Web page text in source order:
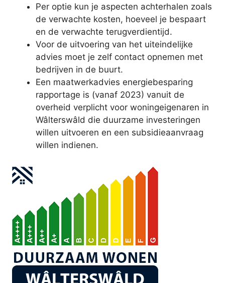
Per optie kun je aspecten achterhalen zoals
de verwachte kosten, hoeveel je bespaart
en de verwachte terugverdientijd.
Voor de uitvoering van het uiteindelijke
advies moet je zelf contact opnemen met
bedrijven in de buurt.
Een maatwerkadvies energiebesparing
rapportage is (vanaf 2023) vanuit de
overheid verplicht voor woningeigenaren in
Wâlterswâld die duurzame investeringen
willen uitvoeren en een subsidieaanvraag
willen indienen.